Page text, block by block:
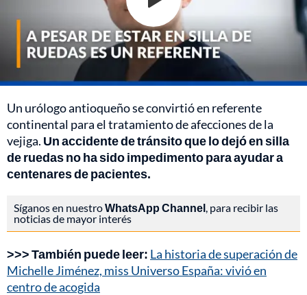
Un urólogo antioqueño se convirtió en referente
continental para el tratamiento de afecciones de la
vejiga. Un accidente de tránsito que lo dejó en silla
de ruedas no ha sido impedimento para ayudar a
centenares de pacientes.
Síganos en nuestroWhatsApp Channel , para recibir las
noticias de mayor interés
>>> También puede leer: La historia de superación de
Michelle Jiménez, miss Universo España: vivió en
centro de acogida